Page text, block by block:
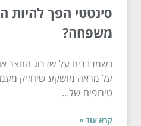
סינטטי הפך להיות
משפחה?
כשמדברים על שדרוג החצר
על מראה מושקע שיחזיק
טירופים של...
קרא עוד »